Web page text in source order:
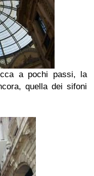
a pochi passi, la
quella dei sifoni